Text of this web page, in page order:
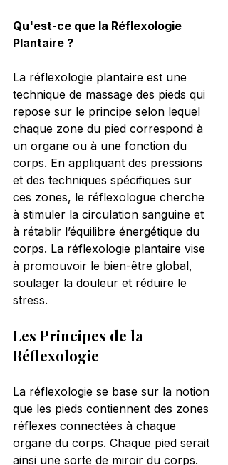
Qu'est-ce que la Réflexologie
Plantaire ?
La réflexologie plantaire est une
technique de massage des pieds qui
repose sur le principe selon lequel
chaque zone du pied correspond à
un organe ou à une fonction du
corps. En appliquant des pressions
et des techniques spécifiques sur
ces zones, le réflexologue cherche
à stimuler la circulation sanguine et
à rétablir l’équilibre énergétique du
corps. La réflexologie plantaire vise
à promouvoir le bien-être global,
soulager la douleur et réduire le
stress.
Les Principes de la
Réflexologie
La réflexologie se base sur la notion
que les pieds contiennent des zones
réflexes connectées à chaque
organe du corps. Chaque pied serait
ainsi une sorte de miroir du corps.